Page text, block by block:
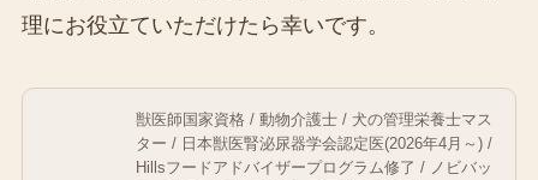
理にお役立ていただけたら幸いです。
獣医師国家資格 / 動物介護士 / 犬の管理栄養士マス
ター / 日本獣医腎泌尿器学会認定医(2026年4月～) /
Hillsフードアドバイザープログラム修了 / ノビバッ